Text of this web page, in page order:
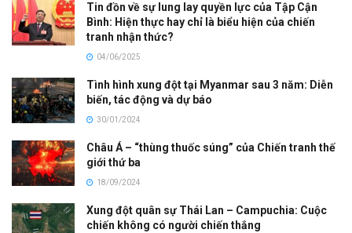
Tin đồn về sự lung lay quyền lực của Tập Cận
Bình: Hiện thực hay chỉ là biểu hiện của chiến
tranh nhận thức?
04/06/2025
Tình hình xung đột tại Myanmar sau 3 năm: Diễn
biến, tác động và dự báo
30/01/2024
Châu Á – “thùng thuốc súng” của Chiến tranh thế
giới thứ ba
18/09/2024
Xung đột quân sự Thái Lan – Campuchia: Cuộc
chiến không có người chiến thắng